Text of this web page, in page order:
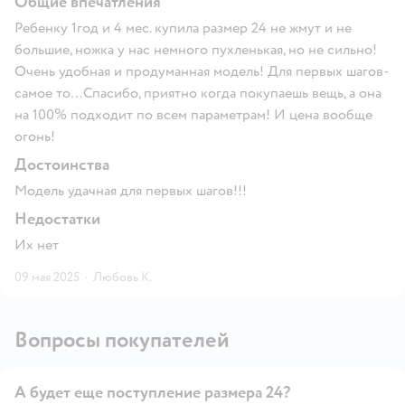
Ребенку 1год и 4 мес. купила размер 24 не жмут и не
большие, ножка у нас немного пухленькая, но не сильно!
Очень удобная и продуманная модель! Для первых шагов-
самое то…Спасибо, приятно когда покупаешь вещь, а она
на 100% подходит по всем параметрам! И цена вообще
огонь!
Достоинства
Модель удачная для первых шагов!!!
Недостатки
Их нет
09 мая 2025 · Любовь К.
Вопросы покупателей
А будет еще поступление размера 24?